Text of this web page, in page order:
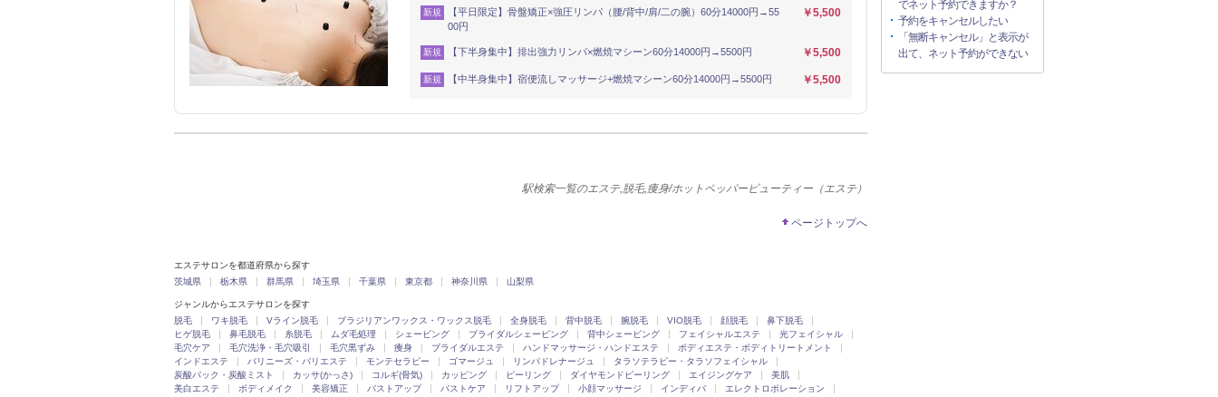
新規
【平日限定】骨盤矯正×強圧リンパ（腰/背中/肩/二の腕）60分14000円→55
00円
￥5,500
新規 【下半身集中】排出強力リンパ×燃焼マシーン60分14000円→5500円 ￥5,500
新規 【中半身集中】宿便流しマッサージ+燃焼マシーン60分14000円→5500円 ￥5,500
駅検索一覧のエステ,脱毛,痩身/ホットペッパービューティー（エステ）
ページトップへ
エステサロンを都道府県から探す
茨城県
栃木県 群馬県 埼玉県 千葉県 東京都 神奈川県 山梨県
ジャンルからエステサロンを探す
脱毛
ワキ脱毛 Vライン脱毛 ブラジリアンワックス・ワックス脱毛 全身脱毛 背中脱毛 腕脱毛 VIO脱毛 顔脱毛
鼻下脱毛
ヒゲ脱毛
鼻毛脱毛 糸脱毛 ムダ毛処理 シェービング ブライダルシェービング 背中シェービング フェイシャルエステ
光フェイシャル
毛穴ケア
毛穴洗浄・毛穴吸引 毛穴黒ずみ 痩身 ブライダルエステ ハンドマッサージ・ハンドエステ
ボディエステ・ボディトリートメント
インドエステ
バリニーズ・バリエステ モンテセラピー ゴマージュ リンパドレナージュ
タラソテラピー・タラソフェイシャル
炭酸パック・炭酸ミスト
カッサ(かっさ) コルギ(骨気) カッピング ピーリング ダイヤモンドピーリング エイジングケア
美肌
美白エステ
ボディメイク 美容矯正 バストアップ バストケア リフトアップ 小顔マッサージ インディバ
エレクトロポレーション
でネット予約できますか？
予約をキャンセルしたい
「無断キャンセル」と表示が
出て、ネット予約ができない